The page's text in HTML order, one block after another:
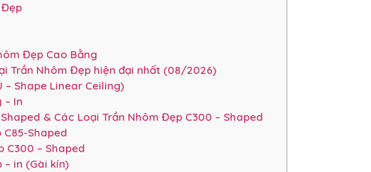
Đẹp
Đẹp Cao Bằng
Trần Nhôm Đẹp hiện đại nhất (08/2026)
– Shape Linear Ceiling)
– In
& Các Loại Trần Nhôm Đẹp C300 – Shaped
Shaped
C300 – Shaped
– in (Gài kín)